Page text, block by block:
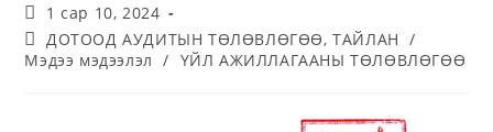
1 сар 10, 2024
ДОТООД АУДИТЫН ТӨЛӨВЛӨГӨӨ, ТАЙЛАН
/
Мэдээ мэдээлэл
/ ҮЙЛ АЖИЛЛАГААНЫ ТӨЛӨВЛӨГӨӨ